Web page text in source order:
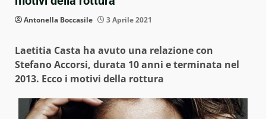
Antonella Boccasile 3 Aprile 2021
Laetitia Casta ha avuto una relazione con
Stefano Accorsi, durata 10 anni e terminata nel
2013. Ecco i motivi della rottura